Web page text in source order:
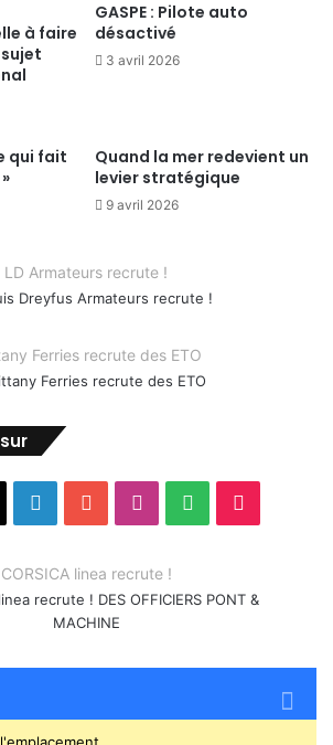
à faire
GASPE : Pilote auto
désactivé
3 avril 2026
qui fait
Quand la mer redevient un
levier stratégique
9 avril 2026
LD Armateurs recrute !
Ferries recrute des ETO
LinkedinYouTubeInstagram
Spotify
CORSICA linea recrute !